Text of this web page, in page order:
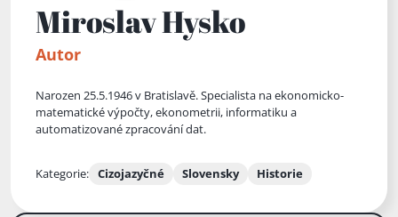
Miroslav Hysko
Autor
Narozen 25.5.1946 v Bratislavě. Specialista na ekonomicko-
matematické výpočty, ekonometrii, informatiku a
automatizované zpracování dat.
Kategorie: Cizojazyčné Slovensky Historie